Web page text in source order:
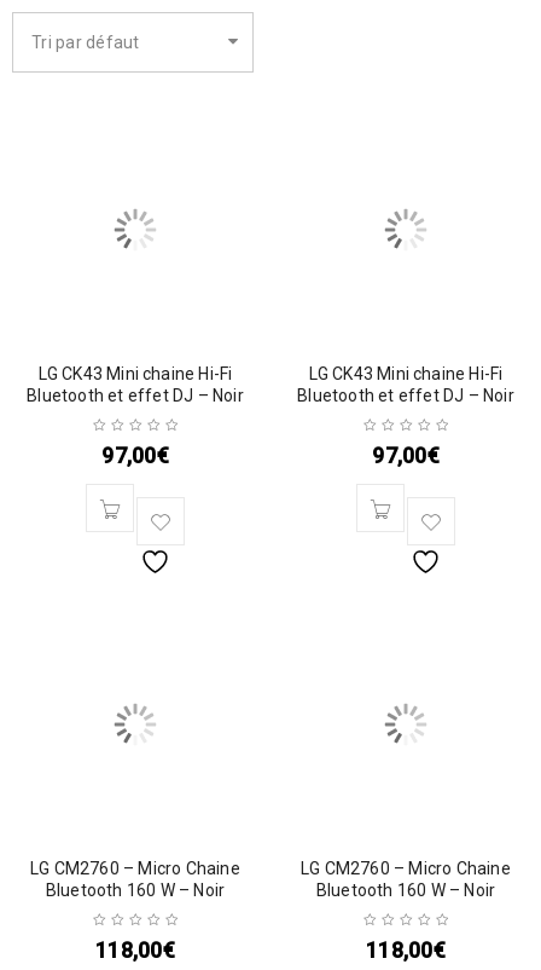
Tri par défaut
LG CK43 Mini chaine Hi-Fi
Bluetooth et effet DJ – Noir
97,00€
LG CK43 Mini chaine Hi-Fi
Bluetooth et effet DJ – Noir
97,00€
LG CM2760 – Micro Chaine
Bluetooth 160 W – Noir
118,00€
LG CM2760 – Micro Chaine
Bluetooth 160 W – Noir
118,00€